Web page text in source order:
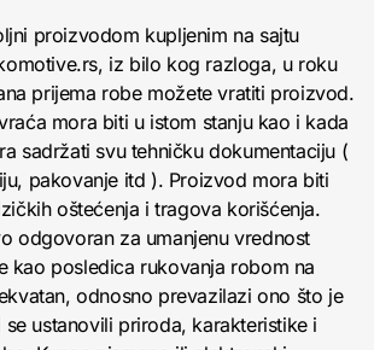
proizvodom kupljenim na sajtu
iz bilo kog razloga, u roku
prijema robe možete vratiti proizvod.
mora biti u istom stanju kao i kada
sadržati svu tehničku dokumentaciju (
pakovanje itd ). Proizvod mora biti
oštećenja i tragova korišćenja.
odgovoran za umanjenu vrednost
kao posledica rukovanja robom na
odnosno prevazilazi ono što je
ustanovili priroda, karakteristike i